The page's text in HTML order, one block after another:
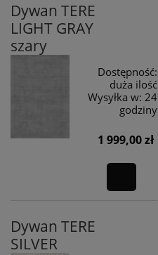
Dywan TERE
LIGHT GRAY
szary
Dostępność:
duża ilość
Wysyłka w: 24
godziny
1 999,00 zł
Dywan TERE
SILVER